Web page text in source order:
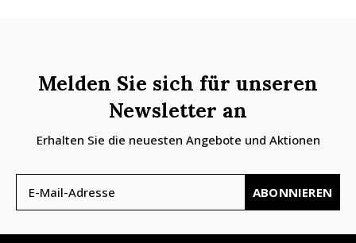
Melden Sie sich für unseren
Newsletter an
Erhalten Sie die neuesten Angebote und Aktionen
ABONNIEREN